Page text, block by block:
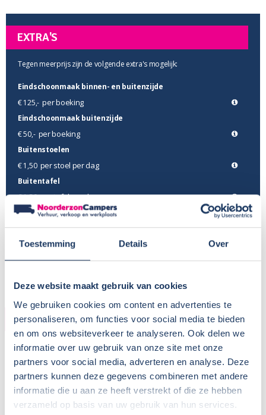
Toestemming Details Over
Deze website maakt gebruik van cookies
We gebruiken cookies om content en advertenties te
personaliseren, om functies voor social media te bieden
en om ons websiteverkeer te analyseren. Ook delen we
informatie over uw gebruik van onze site met onze
partners voor social media, adverteren en analyse. Deze
partners kunnen deze gegevens combineren met andere
informatie die u aan ze heeft verstrekt of die ze hebben
verzameld op basis van uw gebruik van hun services.
EXTRA'S
Tegen meerprijs zijn de volgende extra's mogelijk:
Eindschoonmaak binnen- en buitenzijde
€ 125,-per boeking
Eindschoonmaak buitenzijde
€ 50,- per boeking
Buitenstoelen
€ 1,50 per stoel per dag
Buitentafel
€ 1,50per tafel per dag
Fietsenrek op trekhaak
€ 0,-per reservering
Omvormer 12 volt naar 230 volt
€ 1,50per dag
AANBIEDINGEN
Najaarsaanbieding
September/oktober-aanbieding voor 2 weken
Toon